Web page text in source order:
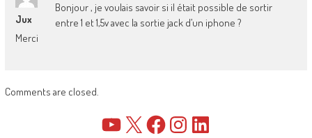
Jux
Bonjour , je voulais savoir si il était possible de sortir
entre 1 et 1,5v avec la sortie jack d’un iphone ?
Merci
Comments are closed.
YouTube FacebookInstagramLinkedIn